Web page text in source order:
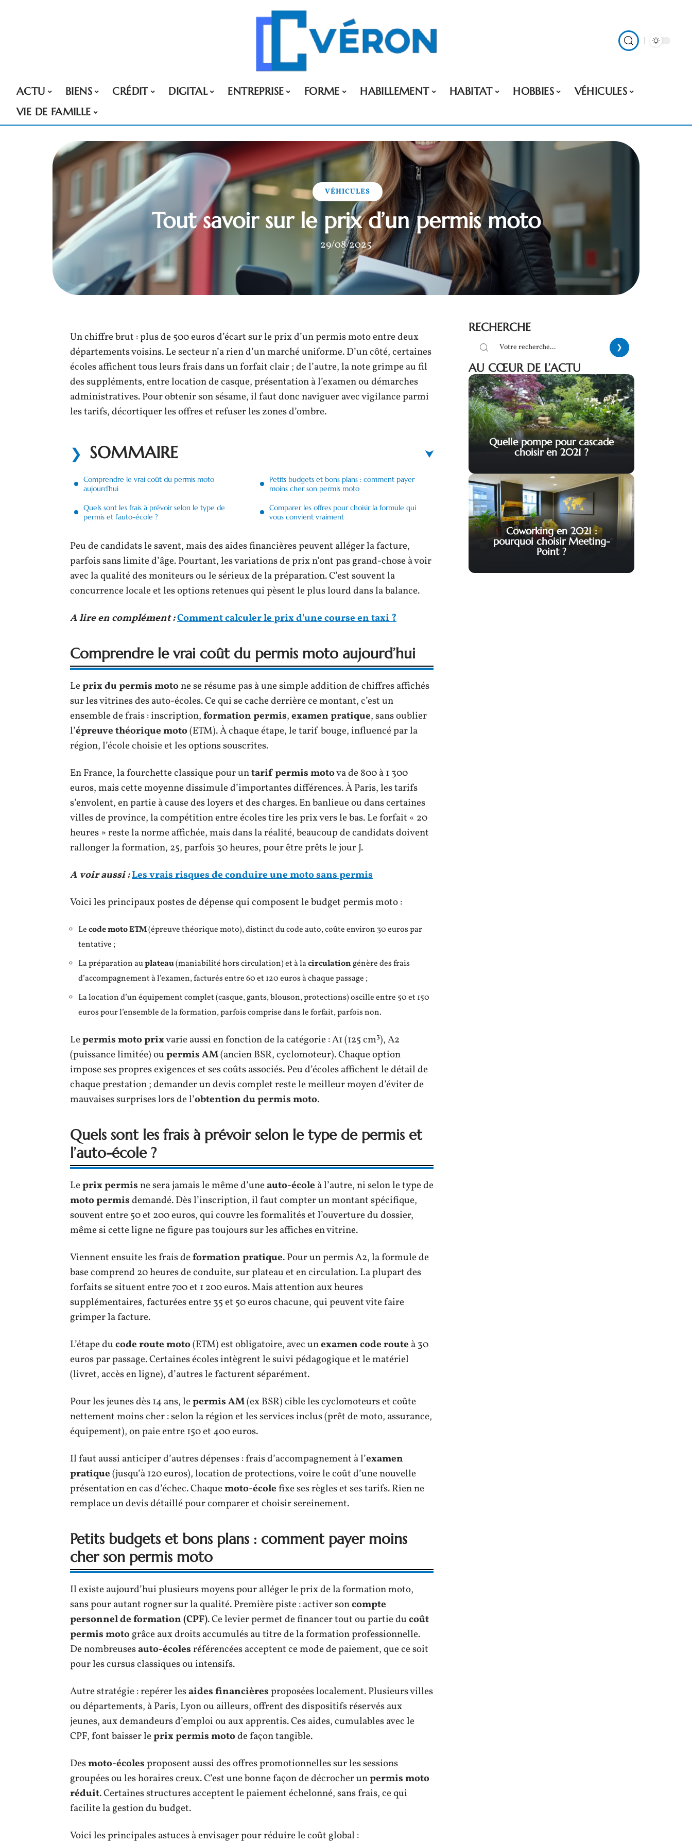
ACTU BIENS CRÉDIT DIGITAL ENTREPRISE FORME HABILLEMENT HABITAT HOBBIES
VÉHICULES
VIE DE FAMILLE
VÉHICULES
Tout savoir sur le prix d’un permis moto
29/08/2025
Un chiffre brut : plus de 500 euros d’écart sur le prix d’un permis moto entre deux
départements voisins. Le secteur n’a rien d’un marché uniforme. D’un côté, certaines
écoles affichent tous leurs frais dans un forfait clair ; de l’autre, la note grimpe au fil
des suppléments, entre location de casque, présentation à l’examen ou démarches
administratives. Pour obtenir son sésame, il faut donc naviguer avec vigilance parmi
les tarifs, décortiquer les offres et refuser les zones d’ombre.
SOMMAIRE
Comprendre le vrai coût du permis moto
aujourd’hui
Quels sont les frais à prévoir selon le type de
permis et l’auto-école ?
Petits budgets et bons plans : comment payer
moins cher son permis moto
Comparer les offres pour choisir la formule qui
vous convient vraiment
Peu de candidats le savent, mais des aides financières peuvent alléger la facture,
parfois sans limite d’âge. Pourtant, les variations de prix n’ont pas grand-chose à voir
avec la qualité des moniteurs ou le sérieux de la préparation. C’est souvent la
concurrence locale et les options retenues qui pèsent le plus lourd dans la balance.
A lire en complément :Comment calculer le prix d'une course en taxi ?
Comprendre le vrai coût du permis moto aujourd’hui
Leprix du permis motone se résume pas à une simple addition de chiffres affichés
sur les vitrines des auto-écoles. Ce qui se cache derrière ce montant, c’est un
ensemble de frais : inscription,formation permis,examen pratique, sans oublier
l’épreuve théorique moto(ETM). À chaque étape, le tarif bouge, influencé par la
région, l’école choisie et les options souscrites.
En France, la fourchette classique pour untarif permis motova de 800 à 1 300
euros, mais cette moyenne dissimule d’importantes différences. À Paris, les tarifs
s’envolent, en partie à cause des loyers et des charges. En banlieue ou dans certaines
villes de province, la compétition entre écoles tire les prix vers le bas. Le forfait « 20
heures » reste la norme affichée, mais dans la réalité, beaucoup de candidats doivent
rallonger la formation, 25, parfois 30 heures, pour être prêts le jour J.
A voir aussi :Les vrais risques de conduire une moto sans permis
Voici les principaux postes de dépense qui composent le budget permis moto :
Lecode moto ETM(épreuve théorique moto), distinct du code auto, coûte environ 30 euros par
tentative ;
La préparation auplateau(maniabilité hors circulation) et à lacirculationgénère des frais
d’accompagnement à l’examen, facturés entre 60 et 120 euros à chaque passage ;
La location d’un équipement complet (casque, gants, blouson, protections) oscille entre 50 et 150
euros pour l’ensemble de la formation, parfois comprise dans le forfait, parfois non.
Lepermis moto prixvarie aussi en fonction de la catégorie : A1 (125 cm³), A2
(puissance limitée) oupermis AM(ancien BSR, cyclomoteur). Chaque option
impose ses propres exigences et ses coûts associés. Peu d’écoles affichent le détail de
chaque prestation ; demander un devis complet reste le meilleur moyen d’éviter de
mauvaises surprises lors de l’obtention du permis moto.
Quels sont les frais à prévoir selon le type de permis et
l’auto-école ?
Leprix permisne sera jamais le même d’uneauto-école à l’autre, ni selon le type de
moto permisdemandé. Dès l’inscription, il faut compter un montant spécifique,
souvent entre 50 et 200 euros, qui couvre les formalités et l’ouverture du dossier,
même si cette ligne ne figure pas toujours sur les affiches en vitrine.
Viennent ensuite les frais deformation pratique. Pour un permis A2, la formule de
base comprend 20 heures de conduite, sur plateau et en circulation. La plupart des
forfaits se situent entre 700 et 1 200 euros. Mais attention aux heures
supplémentaires, facturées entre 35 et 50 euros chacune, qui peuvent vite faire
grimper la facture.
L’étape ducode route moto(ETM) est obligatoire, avec unexamen code route à 30
euros par passage. Certaines écoles intègrent le suivi pédagogique et le matériel
(livret, accès en ligne), d’autres le facturent séparément.
Pour les jeunes dès 14 ans, lepermis AM(ex BSR) cible les cyclomoteurs et coûte
nettement moins cher : selon la région et les services inclus (prêt de moto, assurance,
équipement), on paie entre 150 et 400 euros.
Il faut aussi anticiper d’autres dépenses : frais d’accompagnement à l’examen
pratique(jusqu’à 120 euros), location de protections, voire le coût d’une nouvelle
présentation en cas d’échec. Chaquemoto-écolefixe ses règles et ses tarifs. Rien ne
remplace un devis détaillé pour comparer et choisir sereinement.
Petits budgets et bons plans : comment payer moins
cher son permis moto
Il existe aujourd’hui plusieurs moyens pour alléger le prix de la formation moto,
sans pour autant rogner sur la qualité. Première piste : activer soncompte
personnel de formation (CPF). Ce levier permet de financer tout ou partie ducoût
permis motogrâce aux droits accumulés au titre de la formation professionnelle.
De nombreusesauto-écolesréférencées acceptent ce mode de paiement, que ce soit
pour les cursus classiques ou intensifs.
Autre stratégie : repérer lesaides financièresproposées localement. Plusieurs villes
ou départements, à Paris, Lyon ou ailleurs, offrent des dispositifs réservés aux
jeunes, aux demandeurs d’emploi ou aux apprentis. Ces aides, cumulables avec le
CPF, font baisser leprix permis motode façon tangible.
Desmoto-écolesproposent aussi des offres promotionnelles sur les sessions
groupées ou les horaires creux. C’est une bonne façon de décrocher unpermis moto
réduit. Certaines structures acceptent le paiement échelonné, sans frais, ce qui
facilite la gestion du budget.
Voici les principales astuces à envisager pour réduire le coût global :
RECHERCHE
AU CŒUR DE L’ACTU
Quelle pompe pour cascade
choisir en 2021 ?
Coworking en 2021 :
pourquoi choisir Meeting-
Point ?